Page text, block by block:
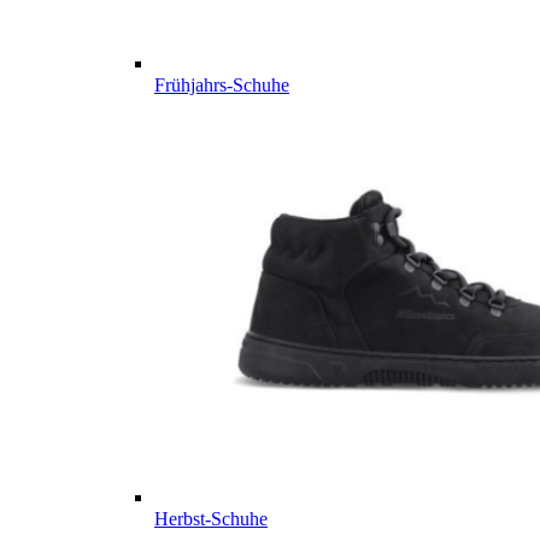
Frühjahrs-Schuhe
Herbst-Schuhe